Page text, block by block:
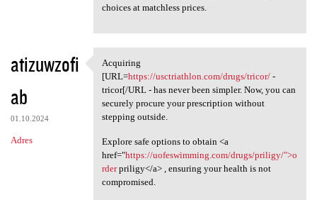
choices at matchless prices.
atizuwzofi
ab
01.10.2024
Adres
Acquiring [URL=https:/
Acquiring
[URL=https://usctriathlon.com/drugs/tricor/-
tricor[/URL - has never been simpler. Now, you can
securely procure your prescription without
stepping outside.
Explore safe options to obtain <a
href="https://uofeswimming.com/drugs/priligy/">o
rderpriligy</a> , ensuring your health is not
compromised.